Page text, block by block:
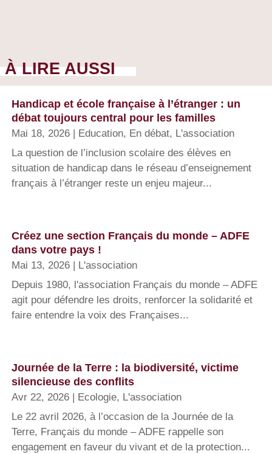
À LIRE AUSSI
Handicap et école française à l’étranger : un
débat toujours central pour les familles
Mai 18, 2026 Education, En débat, L'association
La question de l’inclusion scolaire des élèves en
situation de handicap dans le réseau d’enseignement
français à l’étranger reste un enjeu majeur...
Créez une section Français du monde – ADFE
dans votre pays !
Mai 13, 2026
L'association
Depuis 1980, l'association Français du monde – ADFE
agit pour défendre les droits, renforcer la solidarité et
faire entendre la voix des Françaises...
Journée de la Terre : la biodiversité, victime
silencieuse des conflits
Avr 22, 2026 Ecologie, L'association
Le 22 avril 2026, à l’occasion de la Journée de la
Terre, Français du monde – ADFE rappelle son
engagement en faveur du vivant et de la protection...